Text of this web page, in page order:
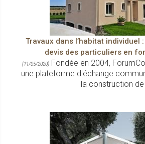
Travaux dans l’habitat individuel
devis des particuliers en
(11/05/2020) Fondée en 2004,
une plateforme d'échange
la construction de